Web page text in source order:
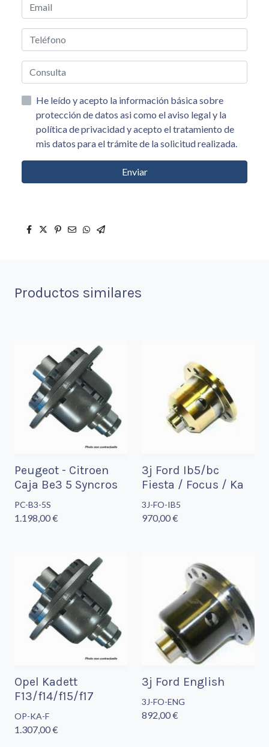
He leído y acepto la información básica sobre
protección de datos asi como el aviso legal y la
política de privacidad y acepto el tratamiento de
mis datos para el trámite de la solicitud realizada.
Enviar
Productos similares
Peugeot - Citroen
Caja Be3 5 Syncros
PC-B3-5S
1.198,00 €
3j Ford Ib5/bc
Fiesta / Focus / Ka
3J-FO-IB5
970,00 €
Opel Kadett
F13/f14/f15/f17
OP-KA-F
1.307,00 €
3j Ford English
3J-FO-ENG
892,00 €